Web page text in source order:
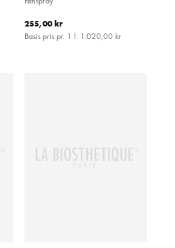
255,00 kr
Basis pris pr. 1 l: 1.020,00 kr